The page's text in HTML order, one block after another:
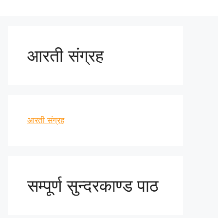
आरती संग्रह
आरती संग्रह
सम्पूर्ण सुन्दरकाण्ड पाठ